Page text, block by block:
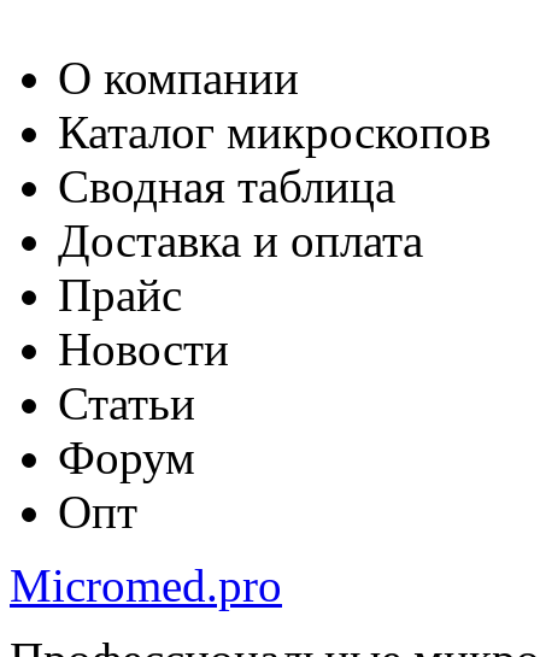
О компании
Каталог микроскопов
Сводная таблица
Доставка и оплата
Прайс
Новости
Статьи
Форум
Опт
Micromed.pro